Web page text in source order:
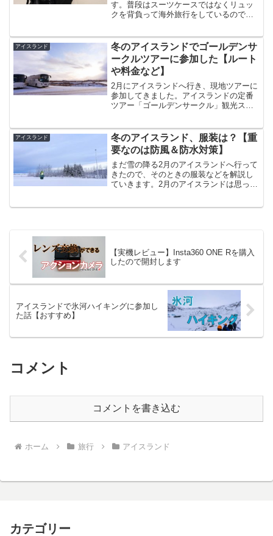
す。普段はスーツケースではなくリュッ
クを背負って海外旅行をしているのです
は、LCCはほとんど乗らない荷物はすべ
て機内持ち込みホテルは中...
アイスランド
冬のアイスランドでゴールデンサ
ークルツアーに参加した【ルート
や料金など】
2月にアイスランドへ行き、現地ツアーに
参加してきました。アイスランドの定番
ツアー「ゴールデンサークル」観光スポ
を「ゴールデンサークル」といいます。
主な観光スポットはこち...
アイスランド
冬のアイスランド、服装は？【重
要なのは防風＆防水対策】
まだ雪の降る2月のアイスランドへ行って
きたので、そのときの服装などを解説し
ていきます。2月のアイスランドは思った
【実機レビュー】Insta360 ONE Rを購入
したので開封します
アイスランドで氷河ハイキングに参加し
た話【おすすめ】
コメント
コメントを書き込む
ホーム 旅行 アイスランド
カテゴリー